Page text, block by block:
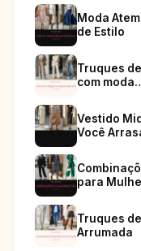
Moda
de Estilo
Truques
com
Vestido
Você
para
Truques
Arrumada